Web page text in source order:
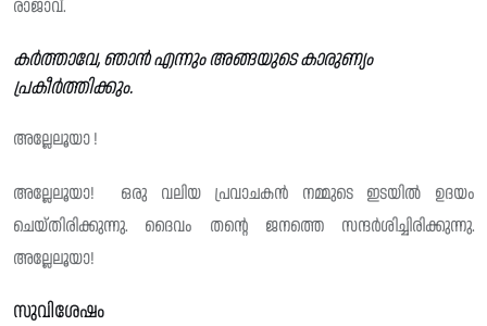
രാജാവ്.
കർത്താവേ, ഞാൻ എന്നും അങ്ങയുടെ കാരുണ്യം
പ്രകീർത്തിക്കും.
അല്ലേലൂയാ !
അല്ലേലൂയാ! ഒരു വലിയ പ്രവാചകൻ നമ്മുടെ ഇടയിൽ ഉദയം
ചെയ്തിരിക്കുന്നു. ദൈവം തന്റെ ജനത്തെ സന്ദർശിച്ചിരിക്കുന്നു.
അല്ലേലൂയാ!
സുവിശേഷം